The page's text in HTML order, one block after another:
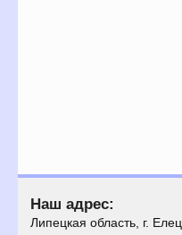
Наш адрес:
Липецкая область, г. Елец